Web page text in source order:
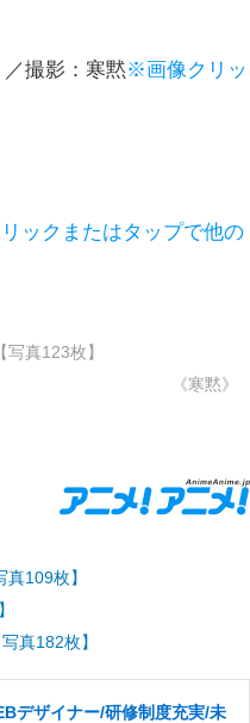
撮影：寒黙※画像クリッ
ックまたはタップで他の
真123枚】
《寒黙》
109枚】
真182枚】
デザイナー/研修制度充実/未